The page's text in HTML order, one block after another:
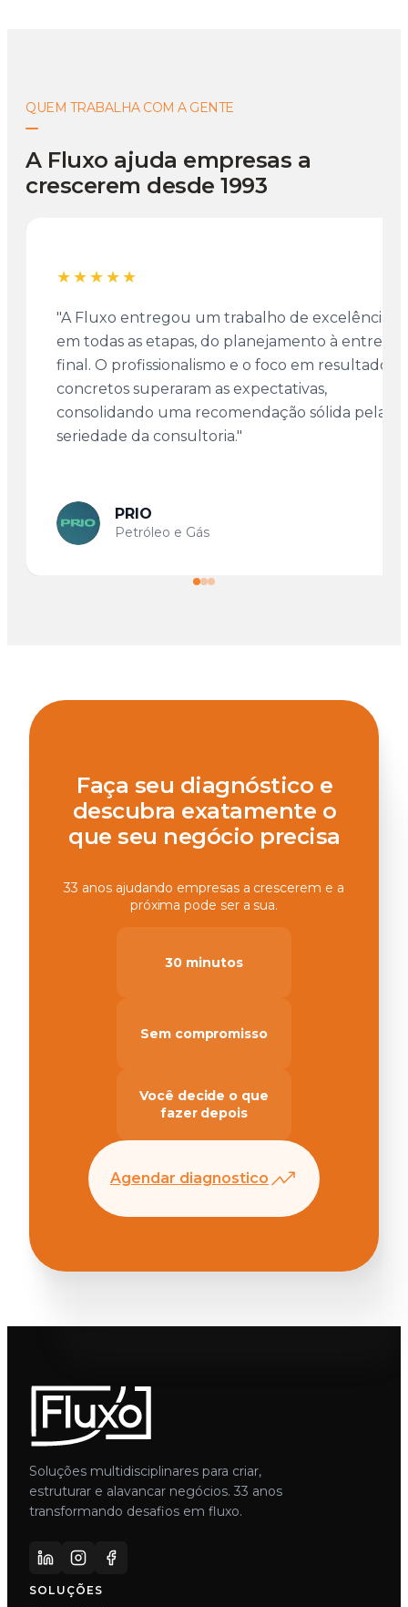
QUEM TRABALHA COM A GENTE
A Fluxo ajuda empresas a
crescerem desde 1993
★★★★★
"A Fluxo entregou um trabalho de excelência
em todas as etapas, do planejamento à entrega
final. O profissionalismo e o foco em resultados
concretos superaram as expectativas,
consolidando uma recomendação sólida pela
seriedade da consultoria."
PRIO
Petróleo e Gás
Faça seu diagnóstico e
descubra exatamente o
que seu negócio precisa
33 anos ajudando empresas a crescerem e a
próxima pode ser a sua.
30 minutos
Sem compromisso
Você decide o que
fazer depois
Agendar diagnostico
Soluções multidisciplinares para criar,
estruturar e alavancar negócios. 33 anos
transformando desafios em fluxo.
SOLUÇÕES